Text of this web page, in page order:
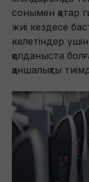
сонымен қатар
жиі кездесе
келетіндер
қолданыста
қаншалықты